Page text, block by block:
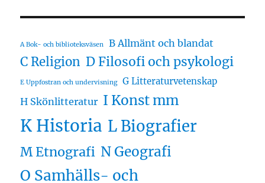
A Bok- och biblioteksväsen B Allmänt och blandat
C Religion D Filosofi och psykologi
E Uppfostran och undervisning G Litteraturvetenskap
H Skönlitteratur I Konst mm
K Historia L Biografier
M Etnografi N Geografi
O Samhälls- och